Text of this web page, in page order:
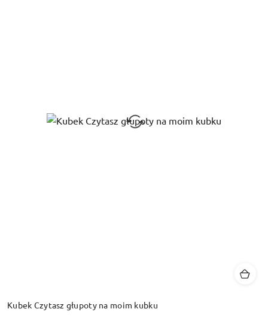
Kubek Czytasz głupoty na moim kubku